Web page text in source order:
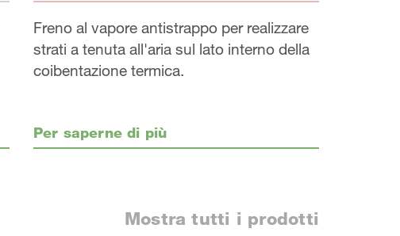
Freno al vapore antistrappo per realizzare
strati a tenuta all'aria sul lato interno della
coibentazione termica.
Per saperne di più
Mostra tutti i prodotti